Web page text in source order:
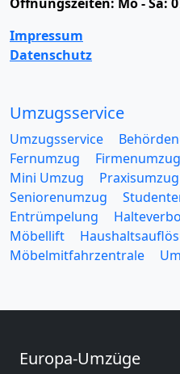
Impressum
Datenschutz
Umzugsservice
Umzugsservice
Fernumzug
Firmenumzug
Mini Umzug
Praxisumzug
Seniorenumzug
Entrümpelung
Möbellift
Möbelmitfahrzentrale
Europa-Umzüge